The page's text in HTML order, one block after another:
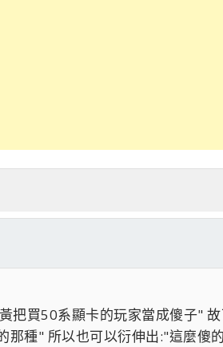
把買50系顯卡的玩家當成傻子"
那種" 所以也可以衍伸出:"這麼傻